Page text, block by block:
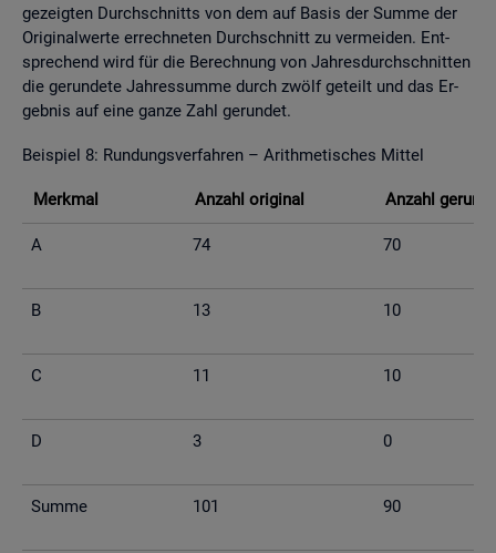
ge­zeig­ten Durch­schnitts von dem auf Basis der Summe der
Ori­gi­nal­wer­te er­rech­ne­ten Durch­schnitt zu ver­mei­den. Ent­
spre­chend wird für die Be­rech­nung von Jah­res­durch­schnit­ten
die ge­run­de­te Jah­res­sum­me durch zwölf ge­teilt und das Er­
geb­nis auf eine ganze Zahl ge­run­det.
Bei­spiel 8: Run­dungs­ver­fah­ren – Arith­me­ti­sches Mit­tel
Merk­mal An­zahl ori­gi­nal An­zahl
A 74 70
B 13 10
C 11 10
D 3 0
Summe 101 90